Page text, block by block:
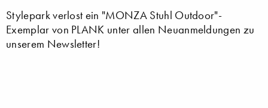
Stylepark verlost ein "MONZA Stuhl Outdoor"-
Exemplar von PLANK unter allen Neuanmeldungen zu
unserem Newsletter!